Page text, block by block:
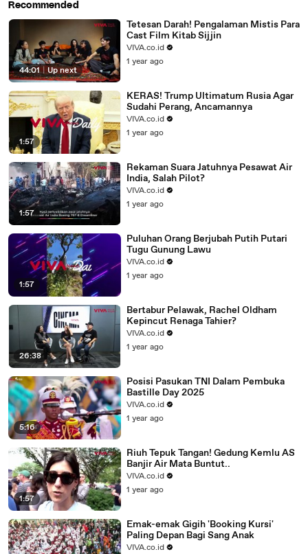
Recommended
44:01 | Up next
Tetesan Darah! Pengalaman Mistis Para
Cast Film Kitab Sijjin
VIVA.co.id
1 year ago
1:57
KERAS! Trump Ultimatum Rusia Agar
Sudahi Perang, Ancamannya
VIVA.co.id
1 year ago
1:57
Rekaman Suara Jatuhnya Pesawat Air
India, Salah Pilot?
VIVA.co.id
1 year ago
1:57
Puluhan Orang Berjubah Putih Putari
Tugu Gunung Lawu
VIVA.co.id
1 year ago
26:38
Bertabur Pelawak, Rachel Oldham
Kepincut Renaga Tahier?
VIVA.co.id
1 year ago
5:16
Posisi Pasukan TNI Dalam Pembuka
Bastille Day 2025
VIVA.co.id
1 year ago
1:57
Riuh Tepuk Tangan! Gedung Kemlu AS
Banjir Air Mata Buntut..
VIVA.co.id
1 year ago
Emak-emak Gigih 'Booking Kursi'
Paling Depan Bagi Sang Anak
VIVA.co.id